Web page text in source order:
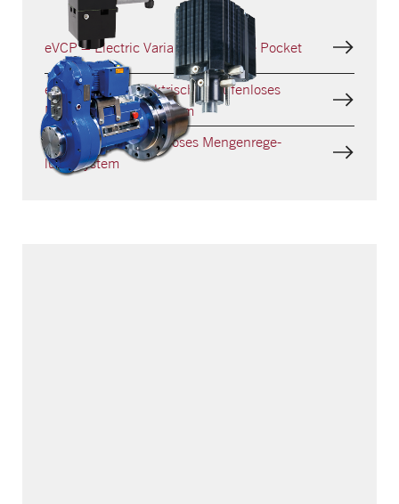
eVCP – Electric Variable Clearance Pocket
eHydroCOM – Elektrisches stufenloses
Mengen­regelungssystem
HydroCOM – Stufenloses Mengenrege­
lungssystem